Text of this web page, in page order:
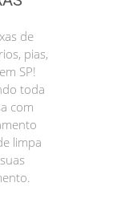
de
pias,
SP!
toda
com
limpa